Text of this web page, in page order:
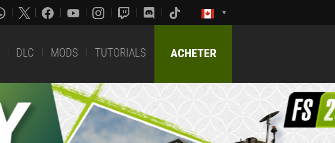
DLC MODS TUTORIALS ACHETER